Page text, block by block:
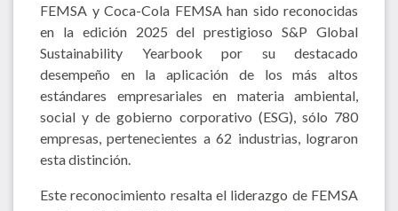
FEMSA y Coca-Cola FEMSA han sido reconocidas
en la edición 2025 del prestigioso S&P Global
Sustainability Yearbook por su destacado
desempeño en la aplicación de los más altos
estándares empresariales en materia ambiental,
social y de gobierno corporativo (ESG), sólo 780
empresas, pertenecientes a 62 industrias, lograron
esta distinción.
Este reconocimiento resalta el liderazgo de FEMSA